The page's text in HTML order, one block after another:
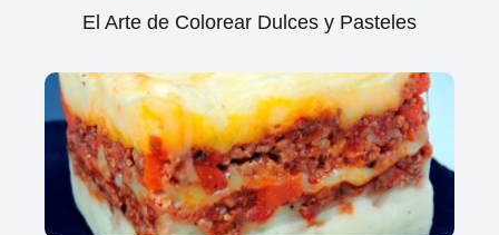
El Arte de Colorear Dulces y Pasteles